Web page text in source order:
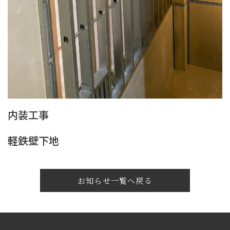
内装工事
軽鉄壁下地
お知らせ一覧へ戻る